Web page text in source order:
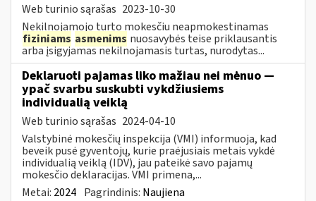
Web turinio sąrašas 2023-10-30
Nekilnojamojo turto mokesčiu neapmokestinamas
fiziniams asmenims nuosavybės teise priklausantis
arba įsigyjamas nekilnojamasis turtas, nurodytas...
Deklaruoti pajamas liko mažiau nei mėnuo —
ypač svarbu suskubti vykdžiusiems
individualią veiklą
Web turinio sąrašas 2024-04-10
Valstybinė mokesčių inspekcija (VMI) informuoja, kad
beveik pusė gyventojų, kurie praėjusiais metais vykdė
individualią veiklą (IDV), jau pateikė savo pajamų
mokesčio deklaracijas. VMI primena,...
Metai: 2024 Pagrindinis: Naujiena